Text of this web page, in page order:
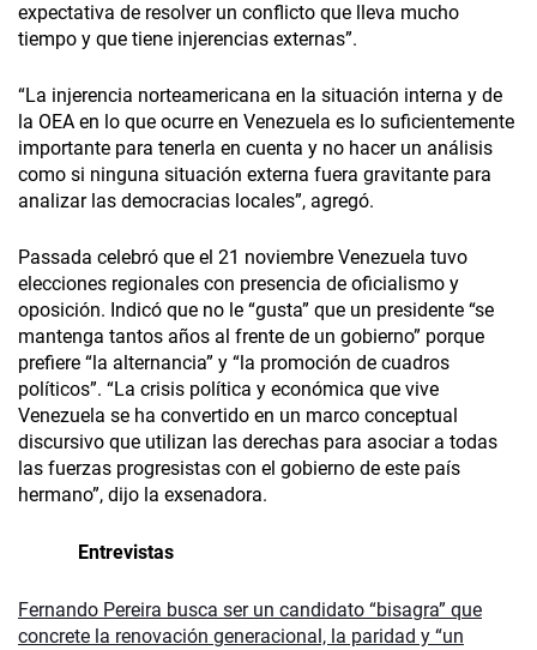
expectativa de resolver un conflicto que lleva mucho
tiempo y que tiene injerencias externas”.
“La injerencia norteamericana en la situación interna y de
la OEA en lo que ocurre en Venezuela es lo suficientemente
importante para tenerla en cuenta y no hacer un análisis
como si ninguna situación externa fuera gravitante para
analizar las democracias locales”, agregó.
Passada celebró que el 21 noviembre Venezuela tuvo
elecciones regionales con presencia de oficialismo y
oposición. Indicó que no le “gusta” que un presidente “se
mantenga tantos años al frente de un gobierno” porque
prefiere “la alternancia” y “la promoción de cuadros
políticos”. “La crisis política y económica que vive
Venezuela se ha convertido en un marco conceptual
discursivo que utilizan las derechas para asociar a todas
las fuerzas progresistas con el gobierno de este país
hermano”, dijo la exsenadora.
Entrevistas
Fernando Pereira busca ser un candidato “bisagra” que
concrete la renovación generacional, la paridad y “un